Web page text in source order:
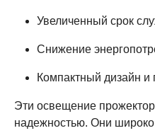
Увеличенный срок
Снижение
Компактный дизайн и
Эти освещение
надежностью. Они широко